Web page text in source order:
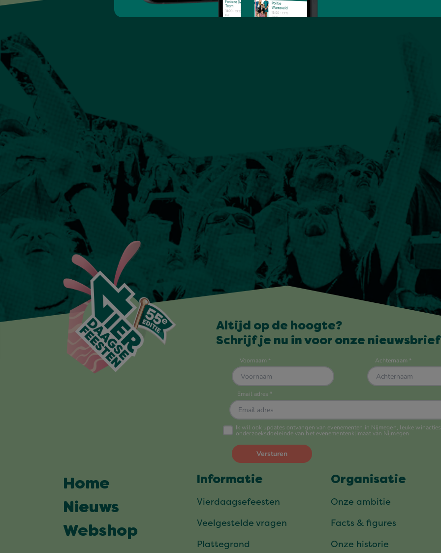
Altijd op de hoogte?
Schrijf je nu in voor onze
Home
Nieuws
Webshop
Informatie
Vierdaagsefeesten
Veelgestelde vragen
Plattegrond
Organisatie
Onze ambitie
Facts & figures
Onze historie